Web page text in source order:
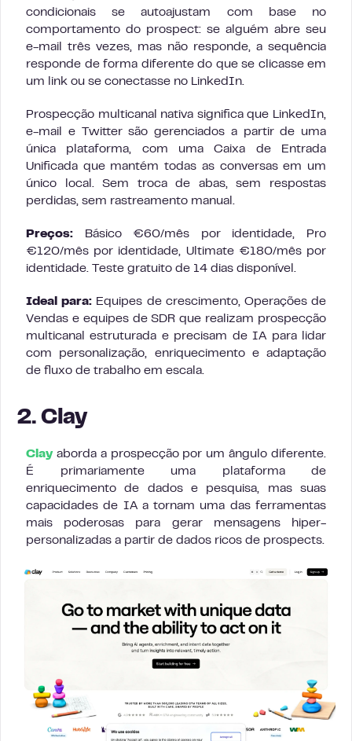
condicionais se autoajustam com base no
comportamento do prospect: se alguém abre seu
e-mail três vezes, mas não responde, a sequência
responde de forma diferente do que se clicasse em
um link ou se conectasse no LinkedIn.
Prospecção multicanal nativa significa que LinkedIn,
e-mail e Twitter são gerenciados a partir de uma
única plataforma, com uma Caixa de Entrada
Unificada que mantém todas as conversas em um
único local. Sem troca de abas, sem respostas
perdidas, sem rastreamento manual.
Preços: Básico €60/mês por identidade, Pro
€120/mês por identidade, Ultimate €180/mês por
identidade. Teste gratuito de 14 dias disponível.
Ideal para: Equipes de crescimento, Operações de
Vendas e equipes de SDR que realizam prospecção
multicanal estruturada e precisam de IA para lidar
com personalização, enriquecimento e adaptação
de fluxo de trabalho em escala.
2. Clay
Clayaborda a prospecção por um ângulo diferente.
É primariamente uma plataforma de
enriquecimento de dados e pesquisa, mas suas
capacidades de IA a tornam uma das ferramentas
mais poderosas para gerar mensagens hiper-
personalizadas a partir de dados ricos de prospects.